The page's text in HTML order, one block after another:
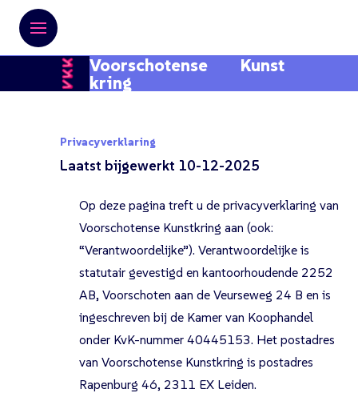
Voorschotense Kunst
kring
Privacyverklaring
Laatst bijgewerkt 10-12-2025
Op deze pagina treft u de privacyverklaring van
Voorschotense Kunstkring aan (ook:
“Verantwoordelijke”). Verantwoordelijke is
statutair gevestigd en kantoorhoudende 2252
AB, Voorschoten aan de Veurseweg 24 B en is
ingeschreven bij de Kamer van Koophandel
onder KvK-nummer 40445153. Het postadres
van Voorschotense Kunstkring is postadres
Rapenburg 46, 2311 EX Leiden.